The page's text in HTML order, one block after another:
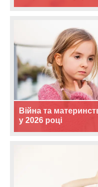
Війна та
у 2026 році